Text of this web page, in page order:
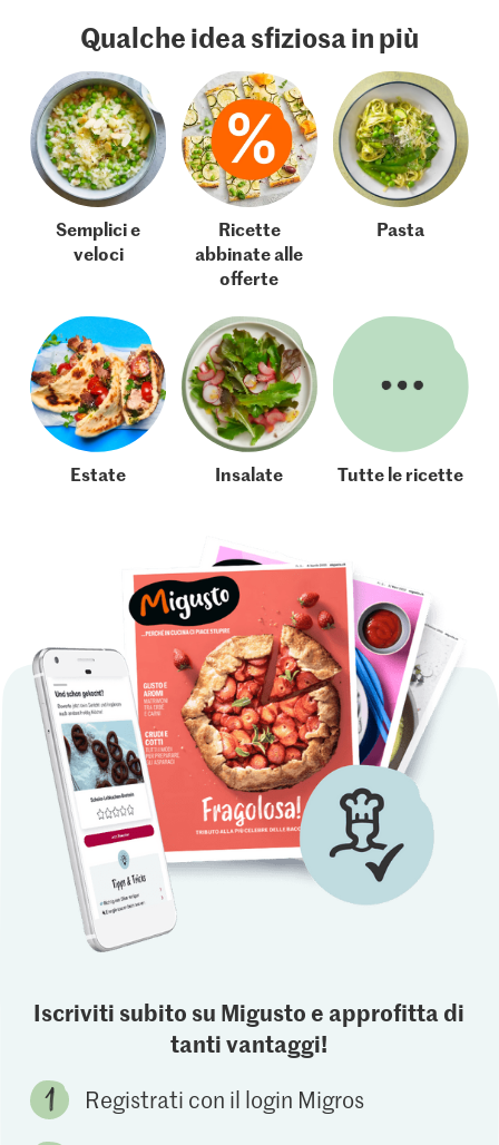
Qualche idea sfiziosa in più
Semplici e
veloci
Ricette
abbinate alle
offerte
Pasta
Estate Insalate Tutte le ricette
Iscriviti subito su Migusto e approfitta di
tanti vantaggi!
Registrati con il login Migros